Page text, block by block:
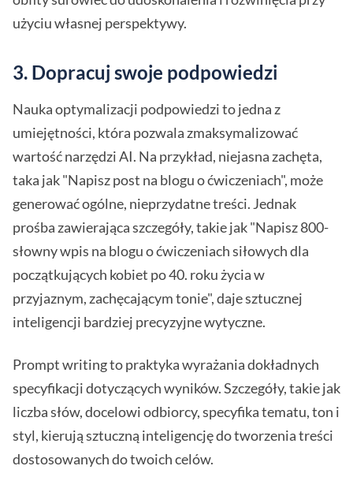
użyciu własnej perspektywy.
3. Dopracuj swoje podpowiedzi
Nauka optymalizacji podpowiedzi to jedna z
umiejętności, która pozwala zmaksymalizować
wartość narzędzi AI. Na przykład, niejasna zachęta,
taka jak "Napisz post na blogu o ćwiczeniach", może
generować ogólne, nieprzydatne treści. Jednak
prośba zawierająca szczegóły, takie jak "Napisz 800-
słowny wpis na blogu o ćwiczeniach siłowych dla
początkujących kobiet po 40. roku życia w
przyjaznym, zachęcającym tonie", daje sztucznej
inteligencji bardziej precyzyjne wytyczne.
Prompt writing to praktyka wyrażania dokładnych
specyfikacji dotyczących wyników. Szczegóły, takie jak
liczba słów, docelowi odbiorcy, specyfika tematu, ton i
styl, kierują sztuczną inteligencję do tworzenia treści
dostosowanych do twoich celów.